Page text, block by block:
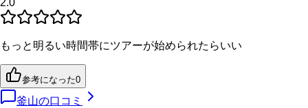
2.0
もっと明るい時間帯にツアーが始められたらいい
参考になった0
釜山の口コミ